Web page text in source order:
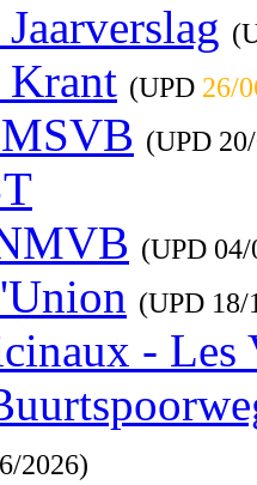
(UPD 26/
(UPD
(UPD
(UPD 18/
- Les
2026)